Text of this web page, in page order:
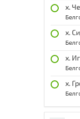
х.
х.
х.
х.